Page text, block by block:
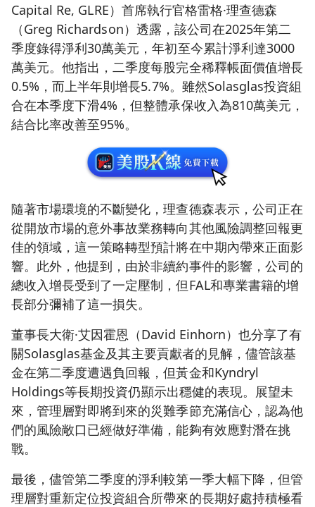
Capital Re, GLRE）首席執行官格雷格·理查德森
（Greg Richardson）透露，該公司在2025年第二
季度錄得淨利30萬美元，年初至今累計淨利達3000
萬美元。他指出，二季度每股完全稀釋帳面價值增長
0.5%，而上半年則增長5.7%。雖然Solasglas投資組
合在本季度下滑4%，但整體承保收入為810萬美元，
結合比率改善至95%。
隨著市場環境的不斷變化，理查德森表示，公司正在
從開放市場的意外事故業務轉向其他風險調整回報更
佳的領域，這一策略轉型預計將在中期內帶來正面影
響。此外，他提到，由於非續約事件的影響，公司的
總收入增長受到了一定壓制，但FAL和專業書籍的增
長部分彌補了這一損失。
董事長大衛·艾因霍恩（David Einhorn）也分享了有
關Solasglas基金及其主要貢獻者的見解，儘管該基
金在第二季度遭遇負回報，但黃金和Kyndryl
Holdings等長期投資仍顯示出穩健的表現。展望未
來，管理層對即將到來的災難季節充滿信心，認為他
們的風險敞口已經做好準備，能夠有效應對潛在挑
戰。
最後，儘管第二季度的淨利較第一季大幅下降，但管
理層對重新定位投資組合所帶來的長期好處持積極看